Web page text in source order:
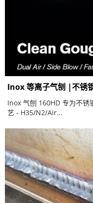
Inox 等离子气刨 |不锈
Inox 气刨 160HD 专为不锈
艺 - H35/N2/Air...